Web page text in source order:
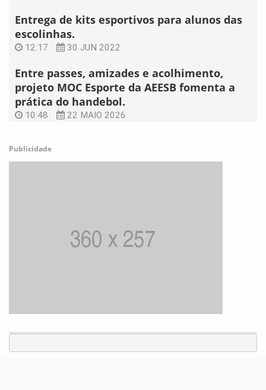
Entrega de kits esportivos para alunos das
escolinhas.
12:17 30 JUN 2022
Entre passes, amizades e acolhimento,
projeto MOC Esporte da AEESB fomenta a
prática do handebol.
10:48 22 MAIO 2026
Publicidade